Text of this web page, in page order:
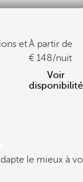
etÀ partir de
148/nuit
Voir
disponibilité
le mieux à